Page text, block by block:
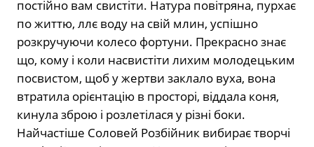
постійно вам свистіти. Натура повітряна, пурхає
по життю, ллє воду на свій млин, успішно
розкручуючи колесо фортуни. Прекрасно знає
що, кому і коли насвистіти лихим молодецьким
посвистом, щоб у жертви заклало вуха, вона
втратила орієнтацію в просторі, віддала коня,
кинула зброю і розлетілася у різні боки.
Найчастіше Соловей Розбійник вибирає творчі